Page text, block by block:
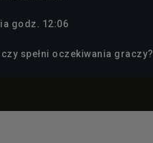
godz. 12:06
spełni oczekiwania graczy?